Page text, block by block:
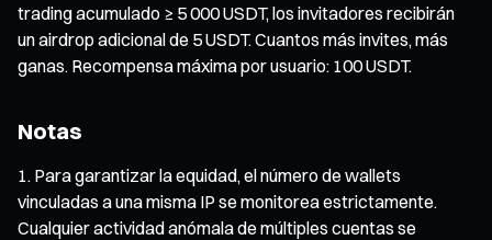
trading acumulado ≥ 5 000 USDT, los invitadores recibirán
un airdrop adicional de 5 USDT. Cuantos más invites, más
ganas. Recompensa máxima por usuario: 100 USDT.
Notas
Para garantizar la equidad, el número de wallets
vinculadas a una misma IP se monitorea estrictamente.
Cualquier actividad anómala de múltiples cuentas se